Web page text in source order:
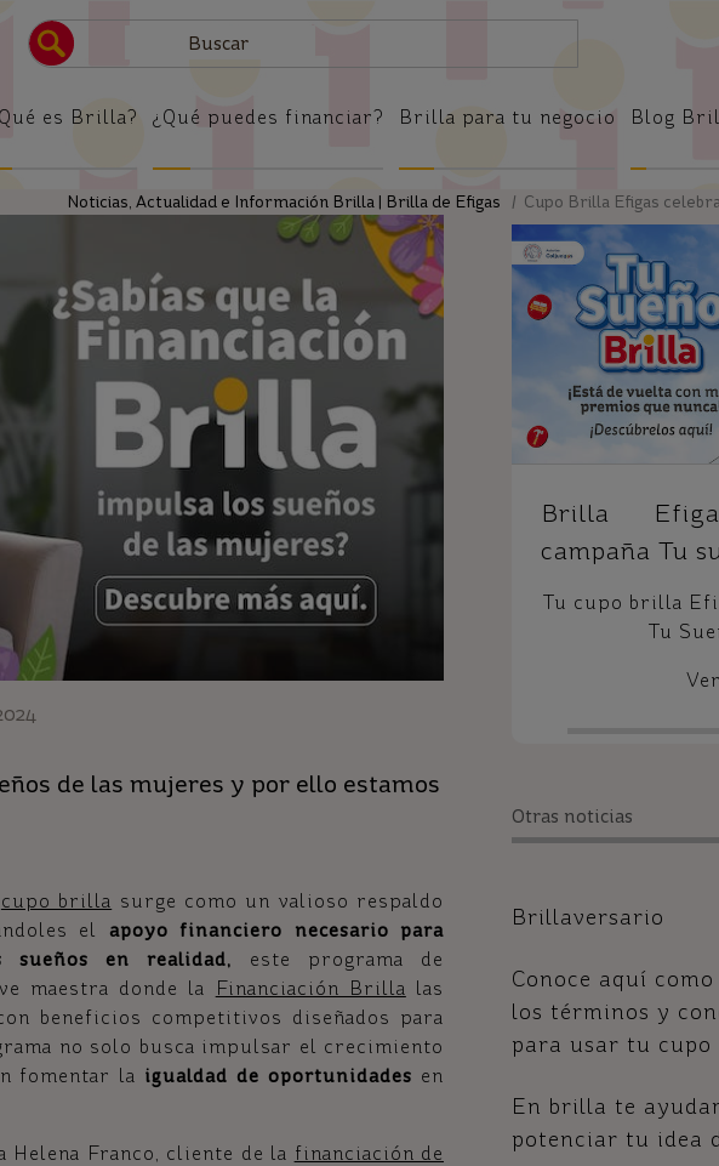
es Brilla? ¿Qué puedes financiar? Brilla para tu negocio Blog
Brilla
Noticias, Actualidad e Información Brilla | Brilla de Efigas / Cupo Brilla Efigas
de las mujeres y por ello estamos
cupo brilla surge como un valioso respaldo
el apoyo financiero necesario para
en realidad, este programa de
maestra donde la
Financiación Brilla las
beneficios competitivos diseñados para
no solo busca impulsar el crecimiento
fomentar la igualdad de oportunidades en
Franco, cliente de la financiación de
Brilla
campaña Tu
Tu cupo brilla
Tu
Otras noticias
Brillaversario
Conoce aquí
los términos y
para usar tu
En brilla te
potenciar tu idea